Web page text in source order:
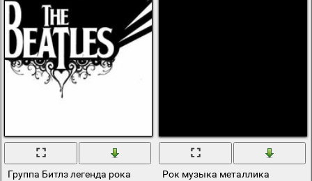
Группа Битлз легенда рока Рок музыка металлика